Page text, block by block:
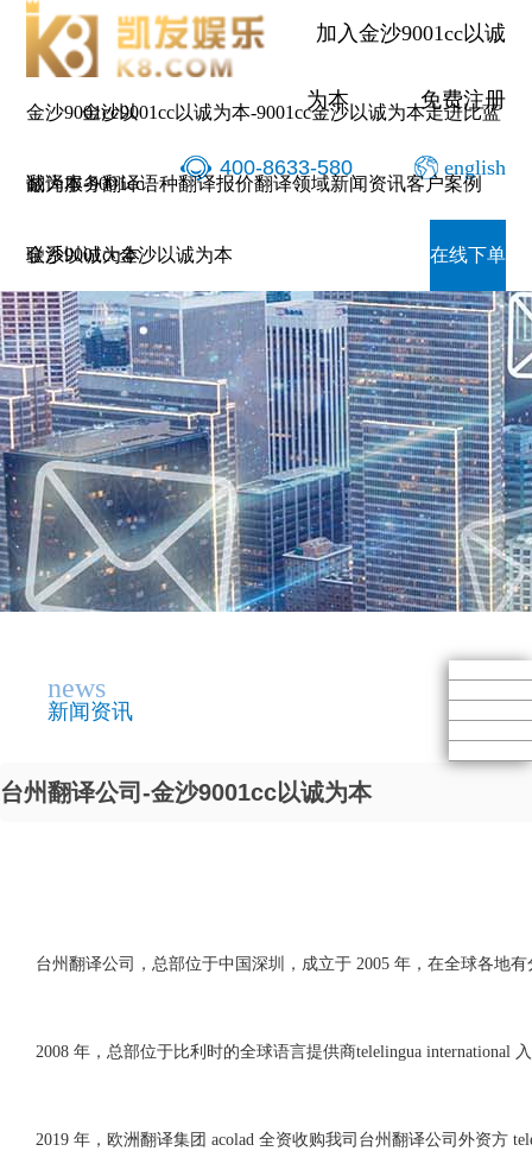
加入金沙9001cc以诚
为本 免费注册
400-8633-580 english
金沙9001cc以
诚为本-9001cc
金沙以诚为本
金沙9001cc以诚为本-9001cc金沙以诚为本走进比蓝
翻译服务翻译语种翻译报价翻译领域新闻资讯客户案例
联系9001cc金沙以诚为本 在线下单
news
新闻资讯
台州翻译公司-金沙9001cc以诚为本
台州翻译公司，总部位于中国深圳，成立于 2005 年，在全球各地
2008 年，总部位于比利时的全球语言提供商telelingua international
2019 年，欧洲翻译集团 acolad 全资收购我司台州翻译公司外资方